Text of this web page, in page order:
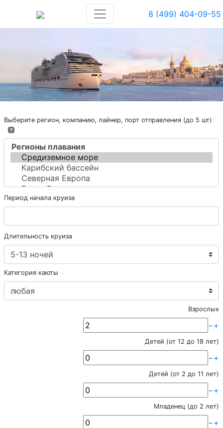
8 (499) 404-09-55
Выберите регион, компанию, лайнер, порт отправления (до 5 шт)
?
Период начала круиза
Длительность круиза
Категория каюты
Взрослых
−+
Детей (от 12 до 18 лет)
−+
Детей (от 2 до 11 лет)
−+
Младенец (до 2 лет)
−+